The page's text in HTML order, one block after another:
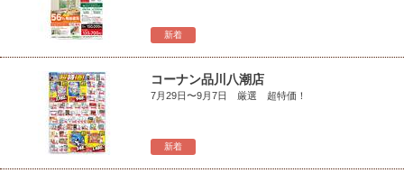
新着
新着
コーナン品川八潮店
7月29日〜9月7日 厳選 超特価！